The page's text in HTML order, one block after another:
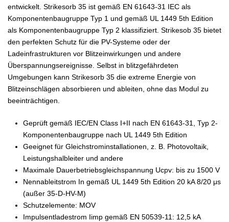
entwickelt. Strikesorb 35 ist gemäß EN 61643-31 IEC als
Komponentenbaugruppe Typ 1 und gemäß UL 1449 5th Edition
als Komponentenbaugruppe Typ 2 klassifiziert. Strikesob 35 bietet
den perfekten Schutz für die PV-Systeme oder der
Ladeinfrastrukturen vor Blitzeinwirkungen und andere
Überspannungsereignisse. Selbst in blitzgefährdeten
Umgebungen kann Strikesorb 35 die extreme Energie von
Blitzeinschlägen absorbieren und ableiten, ohne das Modul zu
beeinträchtigen.
Geprüft gemäß IEC/EN Class I+II nach EN 61643-31, Typ 2-
Komponentenbaugruppe nach UL 1449 5th Edition
Geeignet für Gleichstrominstallationen, z. B. Photovoltaik,
Leistungshalbleiter und andere
Maximale Dauerbetriebsgleichspannung Ucpv: bis zu 1500 V
Nennableitstrom In gemäß UL 1449 5th Edition 20 kA 8/20 μs
(außer 35-D-HV-M)
Schutzelemente: MOV
Impulsentladestrom Iimp gemäß EN 50539-11: 12,5 kA